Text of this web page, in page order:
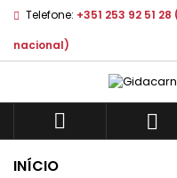
Telefone: +351 253 92 51
nacional)
 
INÍCIO